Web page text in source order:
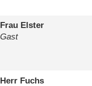
Frau Elster
Gast
Herr Fuchs